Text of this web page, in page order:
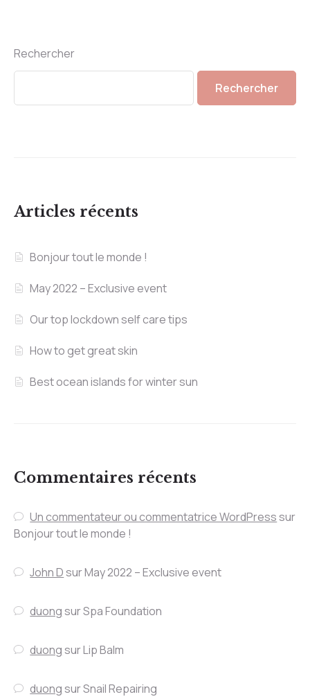
Rechercher
Rechercher
Articles récents
Bonjour tout le monde !
May 2022 – Exclusive event
Our top lockdown self care tips
How to get great skin
Best ocean islands for winter sun
Commentaires récents
Un commentateur ou commentatrice WordPresssur
Bonjour tout le monde !
John DsurMay 2022 – Exclusive event
duongsurSpa Foundation
duongsurLip Balm
duongsurSnail Repairing